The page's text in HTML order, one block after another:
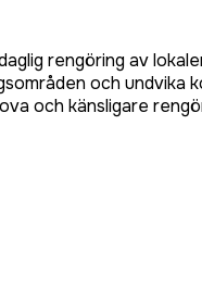
rengöring av
och
och känsligare